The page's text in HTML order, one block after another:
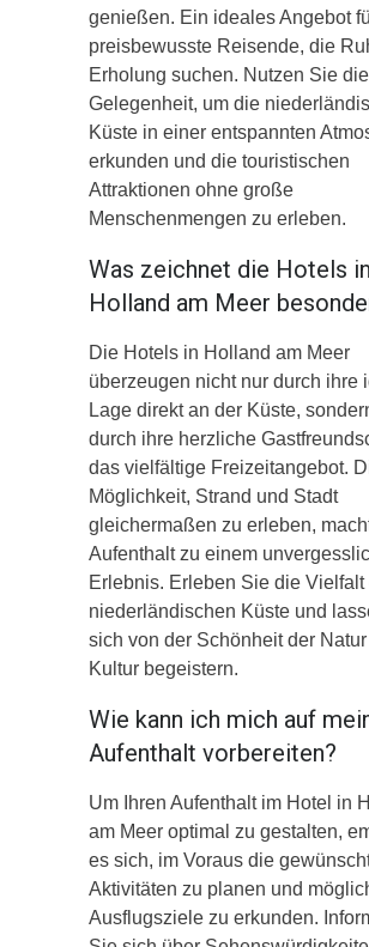
genießen. Ein ideales Angebot
preisbewusste Reisende, die
Erholung suchen. Nutzen Sie
Gelegenheit, um die
Küste in einer entspannten
erkunden und die touristischen
Attraktionen ohne große
Menschenmengen zu erleben.
Was zeichnet die Hotels in
Holland am Meer
Die Hotels in Holland am Meer
überzeugen nicht nur durch ihre
Lage direkt an der Küste,
durch ihre herzliche
das vielfältige Freizeitangebot.
Möglichkeit, Strand und Stadt
gleichermaßen zu erleben,
Aufenthalt zu einem
Erlebnis. Erleben Sie die Vielfalt
niederländischen Küste und
sich von der Schönheit der
Kultur begeistern.
Wie kann ich mich auf
Aufenthalt vorbereiten?
Um Ihren Aufenthalt im Hotel in
am Meer optimal zu gestalten,
es sich, im Voraus die
Aktivitäten zu planen und
Ausflugsziele zu erkunden.